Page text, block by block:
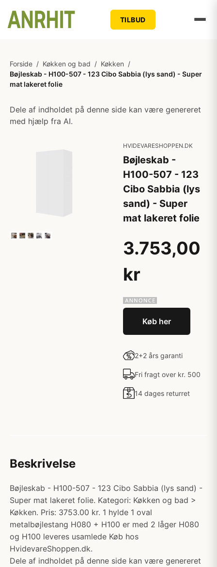
TILBUD
Forside / Køkken og bad / Køkken /
Bøjleskab - H100-507 - 123 Cibo Sabbia (lys sand) - Super
mat lakeret folie
Dele af indholdet på denne side kan være genereret
med hjælp fra AI.
HVIDEVARESHOPPEN.DK
Bøjleskab -
H100-507 - 123
Cibo Sabbia (lys
sand) - Super
mat lakeret folie
3.753,00
kr
Køb her
2+2 års garanti
Fri fragt over kr. 500
14 dages returret
Beskrivelse
Bøjleskab - H100-507 - 123 Cibo Sabbia (lys sand) -
Super mat lakeret folie. Kategori: Køkken og bad >
Køkken. Pris: 3753.00 kr. 1 hylde 1 oval
metalbøjlestang H080 + H100 er med 2 låger H080
og H100 leveres usamlede Køb hos
HvidevareShoppen.dk.
Dele af indholdet på denne side kan være genereret